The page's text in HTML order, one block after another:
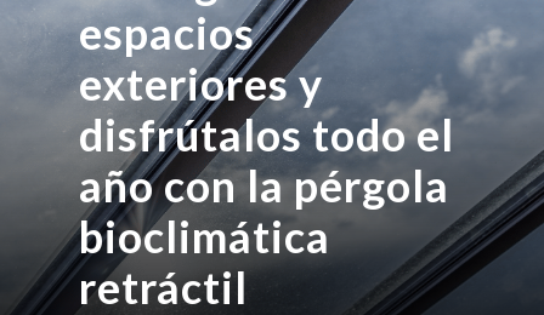
espacios
exteriores y
disfrútalos todo el
año con la pérgola
bioclimática
retráctil